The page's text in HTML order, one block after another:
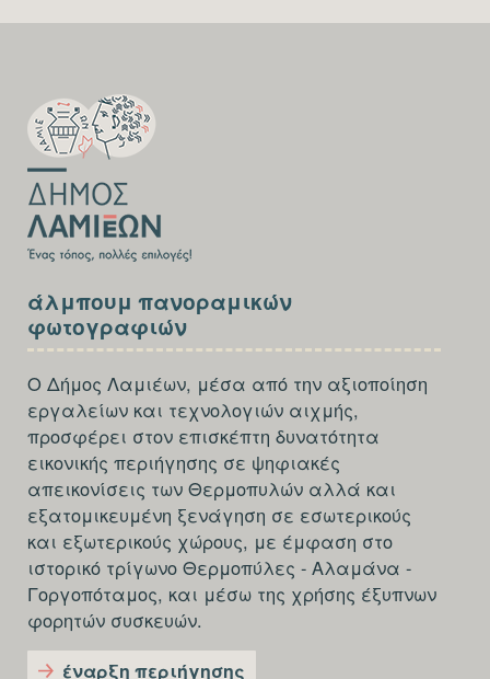
FOOTER-
FIRST
SECTION
FOOTER-
THIRD
άλμπουμ πανοραμικών
φωτογραφιών
Ο Δήμος Λαμιέων, μέσα από την αξιοποίηση
εργαλείων και τεχνολογιών αιχμής,
προσφέρει στον επισκέπτη δυνατότητα
εικονικής περιήγησης σε ψηφιακές
απεικονίσεις των Θερμοπυλών αλλά και
εξατομικευμένη ξενάγηση σε εσωτερικούς
και εξωτερικούς χώρους, με έμφαση στο
ιστορικό τρίγωνο Θερμοπύλες - Αλαμάνα -
Γοργοπόταμος, και μέσω της χρήσης έξυπνων
φορητών συσκευών.
έναρξη περιήγησης